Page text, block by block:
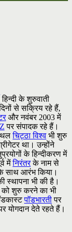
हिन्दी के शुरुवाती
से सक्रिय रहे हैं,
और नवंबर 2003 में
पर संपादक रहे हैं।
चिट्ठा विश्व भी शुरु
था। उन्होंने
के हिन्दीकरण में
मेंनिरंतरके नाम से
के साथ आरंभ किया।
स्थापना भी की है।
को शुरु करने का भी
पॉडभारतीपर
योगदान देते रहते हैं।